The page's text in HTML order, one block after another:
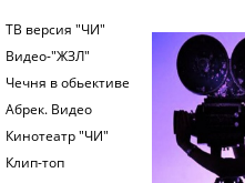
ТВ версия "ЧИ"
Видео-"ЖЗЛ"
Чечня в обьективе
Абрек. Видео
Кинотеатр "ЧИ"
Клип-топ